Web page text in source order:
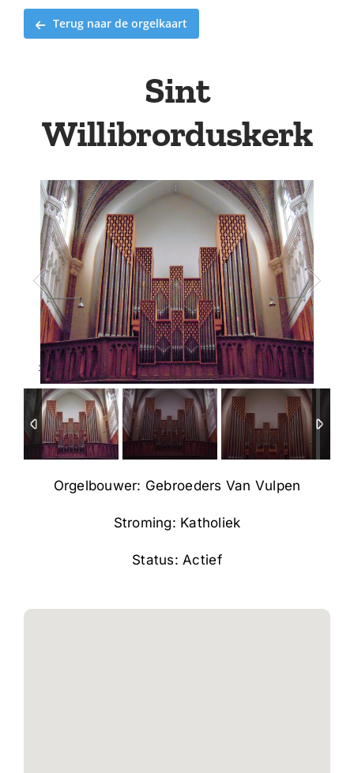
Terug naar de orgelkaart
Sint
Willibrorduskerk
1 /9
Orgelbouwer: Gebroeders Van Vulpen
Stroming: Katholiek
Status: Actief